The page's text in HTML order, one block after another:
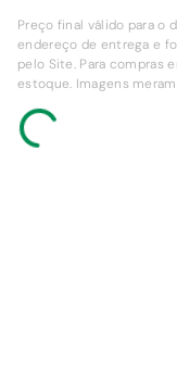
Preço final válido para o
endereço de entrega e
pelo Site. Para compras
estoque. Imagens